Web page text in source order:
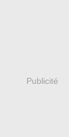
Publicité